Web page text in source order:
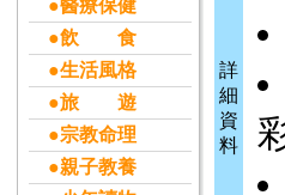
●醫療保健
●飲 食
●生活風格
●旅 遊
●宗教命理
●親子教養
詳
細
資
料